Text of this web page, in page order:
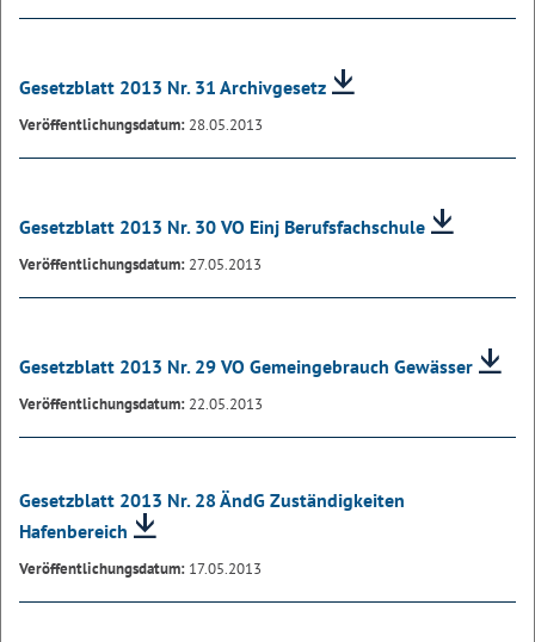
Gesetzblatt 2013 Nr. 31 Archivgesetz
Veröffentlichungsdatum: 28.05.2013
Gesetzblatt 2013 Nr. 30 VO Einj Berufsfachschule
Veröffentlichungsdatum: 27.05.2013
Gesetzblatt 2013 Nr. 29 VO Gemeingebrauch Gewässer
Veröffentlichungsdatum: 22.05.2013
Gesetzblatt 2013 Nr. 28 ÄndG Zuständigkeiten
Hafenbereich
Veröffentlichungsdatum: 17.05.2013